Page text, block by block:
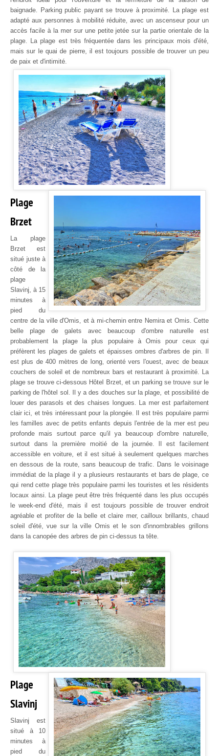
baignade. Parking public payant se trouve à proximité. La plage est
adapté aux personnes à mobilité réduite, avec un ascenseur pour un
accès facile à la mer sur une petite jetée sur la partie orientale de la
plage. La plage est très fréquentée dans les principaux mois d'été,
mais sur le quai de pierre, il est toujours possible de trouver un peu
de paix et d'intimité.
Plage
Brzet
La plage
Brzet est
situé juste à
côté de la
plage
Slavinj, à 15
minutes à
pied du
centre de la ville d'Omis, et à mi-chemin entre Nemira et Omis. Cette
belle plage de galets avec beaucoup d'ombre naturelle est
probablement la plage la plus populaire à Omis pour ceux qui
préfèrent les plages de galets et épaisses ombres d'arbres de pin. Il
est plus de 400 mètres de long, orienté vers l'ouest, avec de beaux
couchers de soleil et de nombreux bars et restaurant à proximité. La
plage se trouve ci-dessous Hôtel Brzet, et un parking se trouve sur le
parking de l'hôtel sol. Il y a des douches sur la plage, et possibilité de
louer des parasols et des chaises longues. La mer est parfaitement
clair ici, et très intéressant pour la plongée. Il est très populaire parmi
les familles avec de petits enfants depuis l'entrée de la mer est peu
profonde mais surtout parce qu'il ya beaucoup d'ombre naturelle,
surtout dans la première moitié de la journée. Il est facilement
accessible en voiture, et il est situé à seulement quelques marches
en dessous de la route, sans beaucoup de trafic. Dans le voisinage
immédiat de la plage il y a plusieurs restaurants et bars de plage, ce
qui rend cette plage très populaire parmi les touristes et les résidents
locaux ainsi. La plage peut être très fréquenté dans les plus occupés
le week-end d'été, mais il est toujours possible de trouver endroit
agréable et profiter de la belle et claire mer, cailloux brillants, chaud
soleil d'été, vue sur la ville Omis et le son d'innombrables grillons
dans la canopée des arbres de pin ci-dessus ta tête.
Plage
Slavinj
Slavinj est
situé à 10
minutes à
pied du